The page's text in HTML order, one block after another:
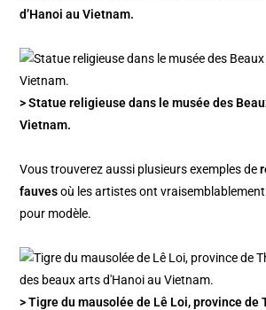
d’Hanoi au Vietnam.
> Statue religieuse dans le musée des
Vietnam.
Vous trouverez aussi plusieurs exemples de
fauvesoù les artistes ont
pour modèle.
> Tigre du mausolée de Lê Loi, province de